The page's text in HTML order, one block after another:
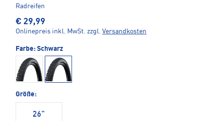
Radreifen
€ 29,99
Onlinepreis inkl. MwSt. zzgl. Versandkosten
Farbe: Schwarz
Größe:
26"